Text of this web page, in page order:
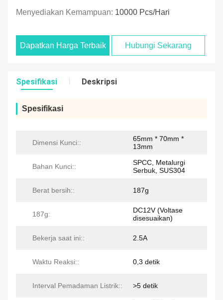
Menyediakan Kemampuan: 10000 Pcs/hari
Dapatkan Harga Terbaik Hubungi Sekarang
Spesifikasi Deskripsi
Spesifikasi
Dimensi Kunci::
65mm * 70mm *
13mm
Bahan Kunci::
SPCC, Metalurgi
Serbuk, SUS304
Berat bersih:: 187g
187g:
DC12V (Voltase
disesuaikan)
Bekerja saat ini:: 2.5A
Waktu Reaksi:: 0,3 detik
Interval Pemadaman Listrik:: >5 detik